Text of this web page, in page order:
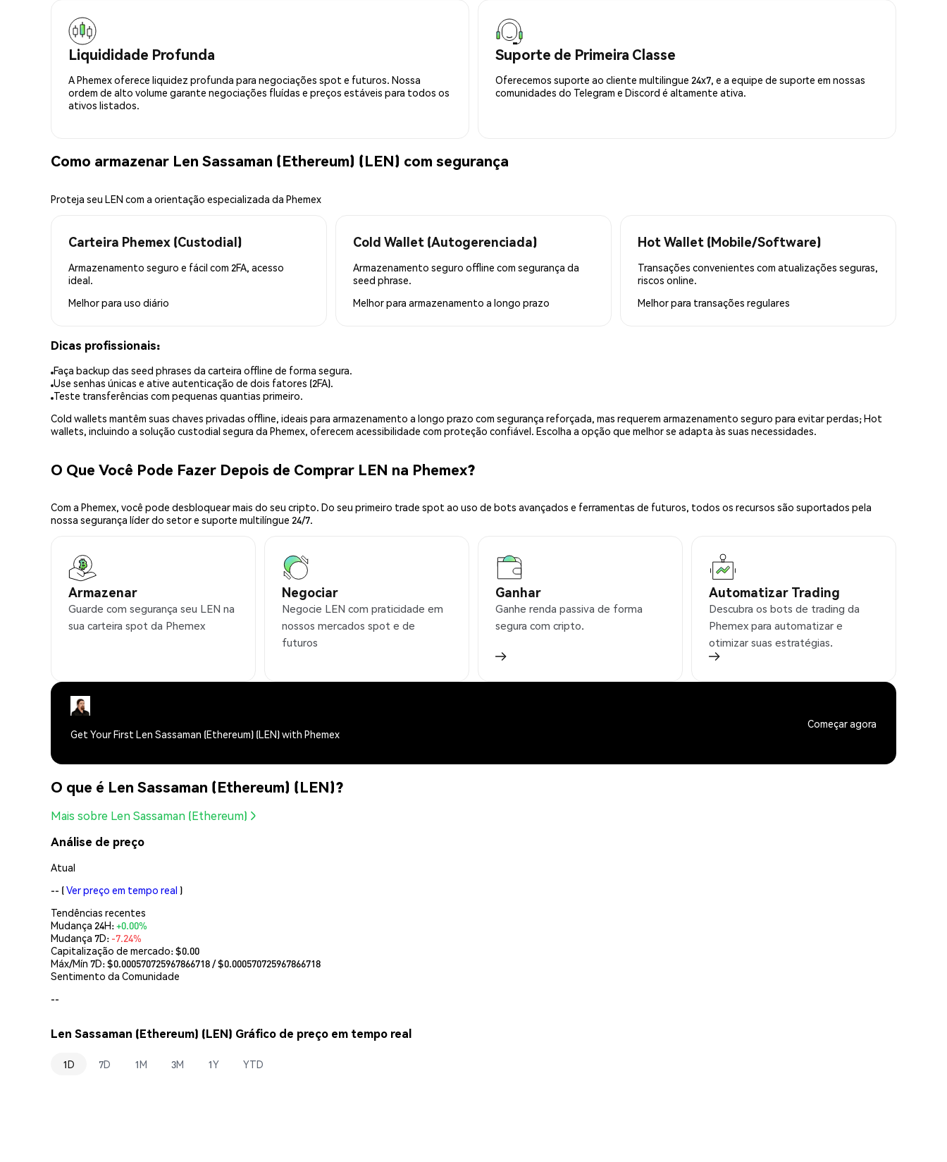
Liquididade Profunda
A Phemex oferece liquidez profunda para negociações spot e futuros. Nossa
ordem de alto volume garante negociações fluídas e preços estáveis para todos os
ativos listados.
Suporte de Primeira Classe
Oferecemos suporte ao cliente multilingue 24x7, e a equipe de suporte em nossas
comunidades do Telegram e Discord é altamente ativa.
Como armazenar Len Sassaman (Ethereum) (LEN) com segurança
Proteja seu LEN com a orientação especializada da Phemex
Carteira Phemex (Custodial)
Armazenamento seguro e fácil com 2FA, acesso
ideal.
Melhor para uso diário
Cold Wallet (Autogerenciada)
Armazenamento seguro offline com segurança da
seed phrase.
Melhor para armazenamento a longo prazo
Hot Wallet (Mobile/Software)
Transações convenientes com atualizações seguras,
riscos online.
Melhor para transações regulares
Dicas profissionais:
Faça backup das seed phrases da carteira offline de forma segura.
Use senhas únicas e ative autenticação de dois fatores (2FA).
Teste transferências com pequenas quantias primeiro.
Cold wallets mantêm suas chaves privadas offline, ideais para armazenamento a longo prazo com segurança reforçada, mas requerem armazenamento seguro para evitar perdas; Hot
wallets, incluindo a solução custodial segura da Phemex, oferecem acessibilidade com proteção confiável. Escolha a opção que melhor se adapta às suas necessidades.
O Que Você Pode Fazer Depois de Comprar LEN na Phemex?
Com a Phemex, você pode desbloquear mais do seu cripto. Do seu primeiro trade spot ao uso de bots avançados e ferramentas de futuros, todos os recursos são suportados pela
nossa segurança líder do setor e suporte multilíngue 24/7.
Armazenar
Guarde com segurança seu LEN na
sua carteira spot da Phemex
Negociar
Negocie LEN com praticidade em
nossos mercados spot e de
futuros
Ganhar
Ganhe renda passiva de forma
segura com cripto.
Automatizar Trading
Descubra os bots de trading da
Phemex para automatizar e
otimizar suas estratégias.
Get Your First Len Sassaman (Ethereum) (LEN) with Phemex
Começar agora
O que é Len Sassaman (Ethereum) (LEN)?
Mais sobre Len Sassaman (Ethereum)
Análise de preço
Atual
-- (Ver preço em tempo real )
Tendências recentes
Mudança 24H:+0.00%
Mudança 7D: -7.24%
Capitalização de mercado:$0.00
Máx/Mín 7D: $0.000570725967866718/ $0.000570725967866718
Sentimento da Comunidade
--
Len Sassaman (Ethereum) (LEN) Gráfico de preço em tempo real
1D 7D 1M 3M 1Y YTD